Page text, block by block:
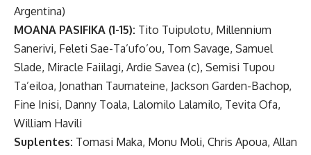
Argentina)
MOANA PASIFIKA (1-15): Tito Tuipulotu, Millennium
Sanerivi, Feleti Sae-Ta’ufo’ou, Tom Savage, Samuel
Slade, Miracle Faiilagi, Ardie Savea (c), Semisi Tupou
Ta’eiloa, Jonathan Taumateine, Jackson Garden-Bachop,
Fine Inisi, Danny Toala, Lalomilo Lalamilo, Tevita Ofa,
William Havili
Suplentes: Tomasi Maka, Monu Moli, Chris Apoua, Allan